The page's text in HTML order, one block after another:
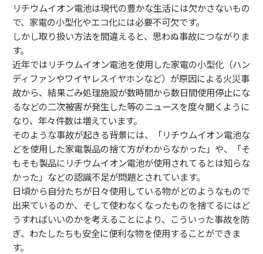
リチウムイオン電池は現代の豊かな生活には欠かさないもの
で、家電の小型化やエコ化には必要不可欠です。
しかし取り扱い方法を間違えると、思わぬ事故につながりま
す。
近年ではリチウムイオン電池を使用した家電の小型化（ハン
ディファンやワイヤレスイヤホンなど）が原因による火災事
故から、結果ごみ処理施設が数時間から数日間使用停止にな
るなどの二次被害が発生した等のニュースを度々聞くように
なり、年々件数は増えています。
そのような事故が起きる背景には、「リチウムイオン電池な
どを使用した家電製品の捨て方がわからなかった」や、「そ
もそも製品にリチウムイオン電池が使用されてるとは知らな
かった」などの認識不足が問題とされています。
日頃から自分たちが日々使用している物がどのようなもので
出来ているのか、そして使わなくなったものを捨てるにはど
うすればいいのかを考えることにより、こういった事故を防
ぎ、わたしたちも安全に便利な物を使用することができま
す。